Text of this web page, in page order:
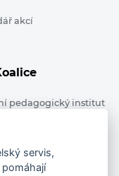
akcí
pedagogický institut
servis,